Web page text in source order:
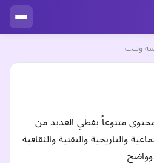
ويـب
متنوعاً يغطي العديد من
والتاريخية والتقنية والثقافية
وواضح